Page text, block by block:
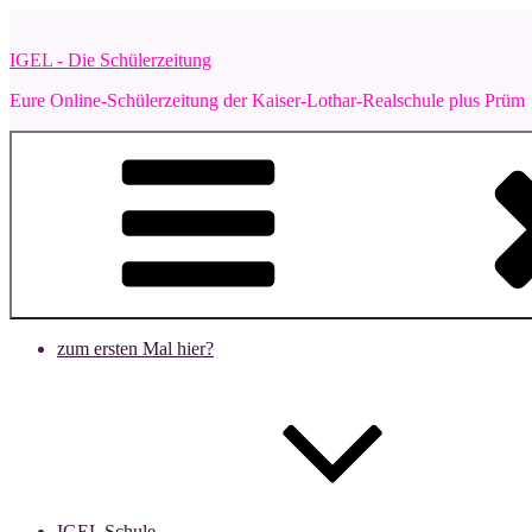
springen
IGEL - Die Schülerzeitung
Eure Online-Schülerzeitung der Kaiser-Lothar-Realschule plus Prüm
zum ersten Mal hier?